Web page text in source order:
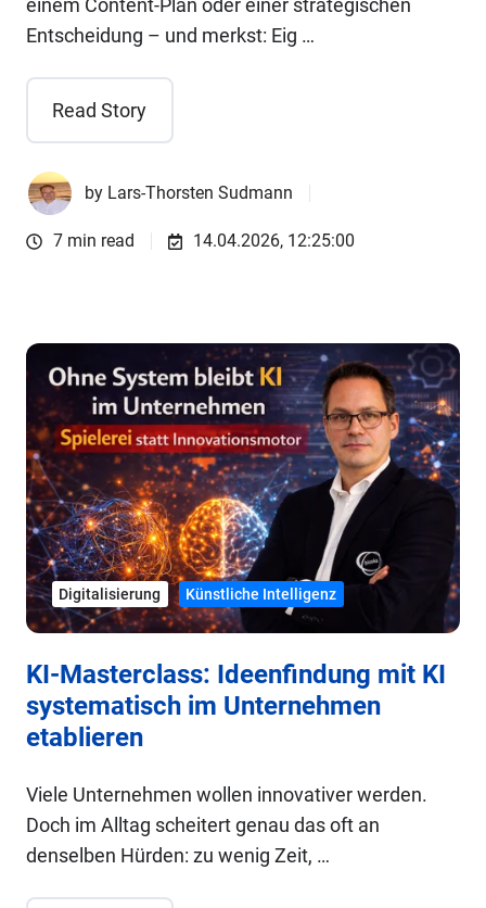
einem Content-Plan oder einer strategischen
Entscheidung – und merkst: Eig …
Read Story
by Lars-Thorsten Sudmann
7 min read 14.04.2026, 12:25:00
KI-Masterclass: Ideenfindung mit KI
systematisch im Unternehmen
etablieren
Viele Unternehmen wollen innovativer werden.
Doch im Alltag scheitert genau das oft an
denselben Hürden: zu wenig Zeit, …
Digitalisierung Künstliche Intelligenz